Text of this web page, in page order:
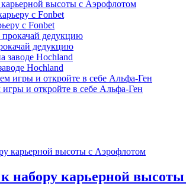
карьерной высоты с Аэрофлотом
с Fonbet
дедукцию
Hochland
и откройте в себе Альфа-Ген
набору карьерной